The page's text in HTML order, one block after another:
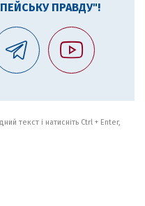
ПРАВДУ"!
текст і натисніть Ctrl + Enter,